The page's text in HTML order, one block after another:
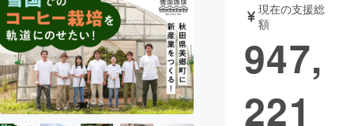
テクノロジー・ガジェット
映像・映画 書籍・雑誌
ビジネス・起業 チャレンジ
現在の支援総
額
947,
221